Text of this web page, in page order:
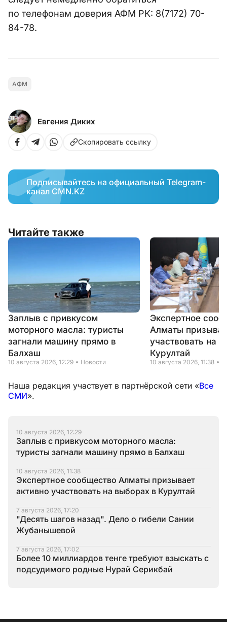
по телефонам доверия АФМ РК: 8(7172) 70-
84-78.
АФМ
Евгения Диких
Скопировать ссылку
Подписывайтесь на официальный Telegram-
канал CMN.KZ
Читайте также
Заплыв с привкусом
моторного масла: туристы
загнали машину прямо в
Балхаш
10 августа 2026, 12:29 Новости
Экспертное
Алматы
участвовать на
Курултай
10 августа 2026, 11:38
Наша редакция участвует в партнёрской сети «Все
СМИ».
10 августа 2026, 12:29
Заплыв с привкусом моторного масла:
туристы загнали машину прямо в Балхаш
10 августа 2026, 11:38
Экспертное сообщество Алматы призывает
активно участвовать на выборах в Курултай
7 августа 2026, 17:20
"Десять шагов назад". Дело о гибели Сании
Жубанышевой
7 августа 2026, 17:02
Более 10 миллиардов тенге требуют взыскать с
подсудимого родные Нурай Серикбай